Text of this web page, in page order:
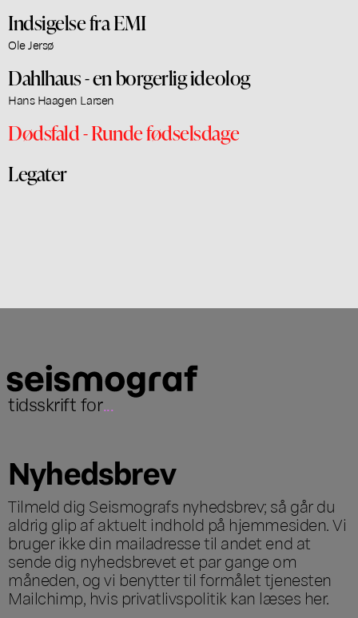
Indsigelse fra EMI
Ole Jersø
Dahlhaus - en borgerlig ideolog
Hans Haagen Larsen
Dødsfald - Runde fødselsdage
Legater
tidsskrift for...
Nyhedsbrev
Tilmeld dig Seismografs nyhedsbrev; så går du
aldrig glip af aktuelt indhold på hjemmesiden. Vi
bruger ikke din mailadresse til andet end at
sende dig nyhedsbrevet et par gange om
måneden, og vi benytter til formålet tjenesten
Mailchimp, hvis privatlivspolitik kan læses her.